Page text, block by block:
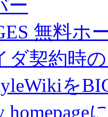
ー
無料ホ
ダ契約時
を
homepage